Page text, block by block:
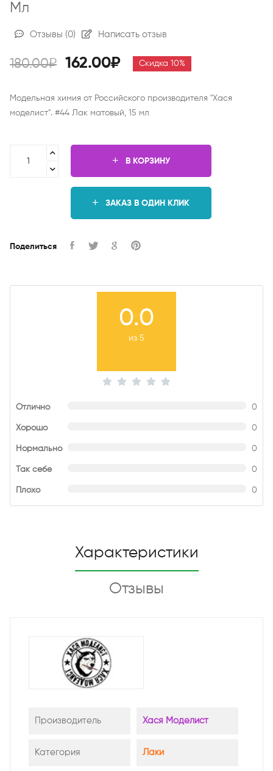
Мл
Отзывы (0) Написать отзыв
180.00₽ 162.00₽ Скидка 10%
Модельная химия от Российского производителя "Хася
моделист". #44 Лак матовый, 15 мл
В КОРЗИНУ
ЗАКАЗ В ОДИН КЛИК
Поделиться
0.0
из 5
Отлично 0
Хорошо 0
Нормально 0
Так себе 0
Плохо 0
Характеристики
Отзывы
Производитель Хася Моделист
Категория Лаки